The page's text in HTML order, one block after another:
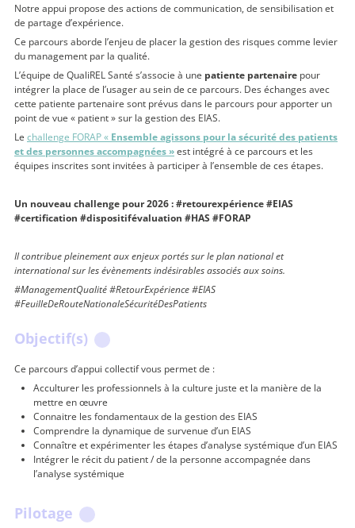
Notre appui propose des actions de communication, de sensibilisation et
de partage d’expérience.
Ce parcours aborde l’enjeu de placer la gestion des risques comme levier
du management par la qualité.
L’équipe de QualiREL Santé s’associe à une patiente partenaire pour
intégrer la place de l’usager au sein de ce parcours. Des échanges avec
cette patiente partenaire sont prévus dans le parcours pour apporter un
point de vue « patient » sur la gestion des EIAS.
Le challenge FORAP « Ensemble agissons pour la sécurité des patients
et des personnes accompagnées »est intégré à ce parcours et les
équipes inscrites sont invitées à participer à l’ensemble de ces étapes.
Un nouveau challenge pour 2026 : #retourexpérience #EIAS
#certification #dispositifévaluation #HAS #FORAP
Il contribue pleinement aux enjeux portés sur le plan national et
international sur les évènements indésirables associés aux soins.
#ManagementQualité#RetourExpérience#EIAS
#FeuilleDeRouteNationaleSécuritéDesPatients
Objectif(s)
Ce parcours d’appui collectif vous permet de :
Acculturer les professionnels à la culture juste et la manière de la
mettre en œuvre
Connaitre les fondamentaux de la gestion des EIAS
Comprendre la dynamique de survenue d’un EIAS
Connaître et expérimenter les étapes d’analyse systémique d’un EIAS
Intégrer le récit du patient / de la personne accompagnée dans
l’analyse systémique
Pilotage